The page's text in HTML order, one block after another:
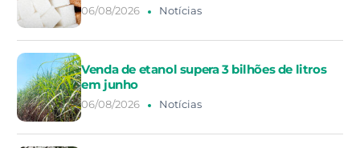
06/08/2026 Notícias
Venda de etanol supera 3 bilhões de litros
em junho
06/08/2026 Notícias